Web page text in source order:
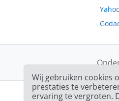
Wij gebruiken cookies
prestaties te
ervaring te vergroten.